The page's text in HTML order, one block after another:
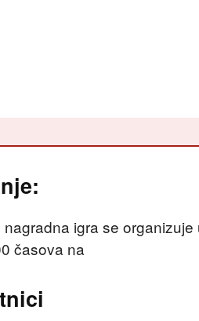
nagradna igra se
časova na